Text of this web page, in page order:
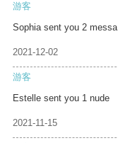
游客
Sophia sent you 2 messa
2021-12-02
游客
Estelle sent you 1 nude
2021-11-15